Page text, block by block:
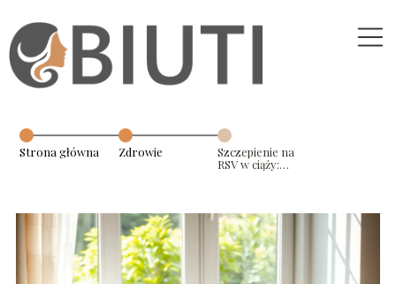
Strona główna Zdrowie
Szczepienie na
RSV w ciąży: